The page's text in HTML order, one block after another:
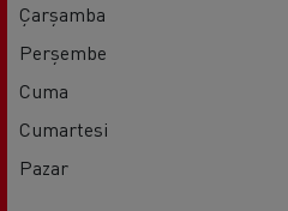
Çarşamba
Perşembe
Cuma
Cumartesi
Pazar